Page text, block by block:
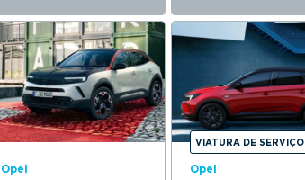
Opel
VIATURA DE SERVIÇO
Opel